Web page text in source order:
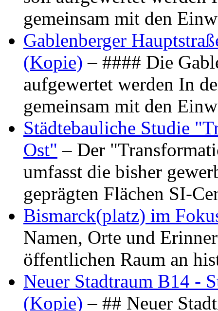
gemeinsam mit den
Gablenberger
(Kopie) – #### Die
aufgewertet werden In
gemeinsam mit den
Städtebauliche Studie
Ost" – Der
umfasst die bisher
geprägten Flächen SI-
Bismarck(platz) im
Namen, Orte und
öffentlichen Raum an
Neuer Stadtraum B14 -
(Kopie) – ## Neuer